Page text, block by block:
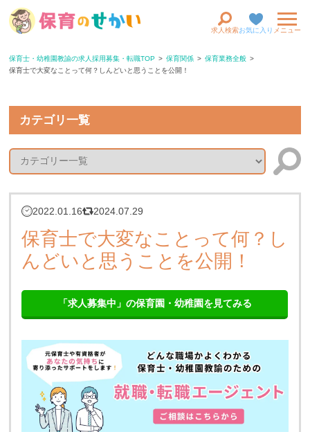
求人検索お気に入り メニュー
保育士・幼稚園教諭の求人採用募集・転職TOP 保育関係
保育業務全般
保育士で大変なことって何？しんどいと思うことを公開！
カテゴリ一覧
2022.01.16 2024.07.29
保育士で大変なことって何？し
んどいと思うことを公開！
「求人募集中」の保育園・幼稚園を見てみる